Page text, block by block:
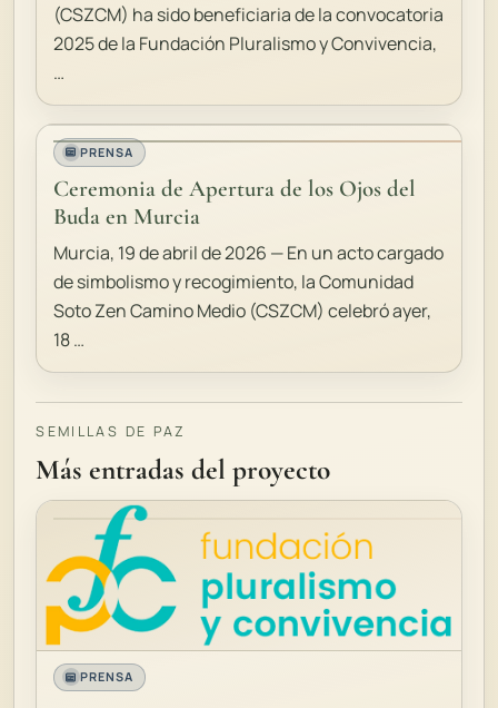
(CSZCM) ha sido beneficiaria de la convocatoria
2025 de la Fundación Pluralismo y Convivencia,
…
PRENSA
Ceremonia de Apertura de los Ojos del
Buda en Murcia
Murcia, 19 de abril de 2026 — En un acto cargado
de simbolismo y recogimiento, la Comunidad
Soto Zen Camino Medio (CSZCM) celebró ayer,
18 …
SEMILLAS DE PAZ
Más entradas del proyecto
PRENSA